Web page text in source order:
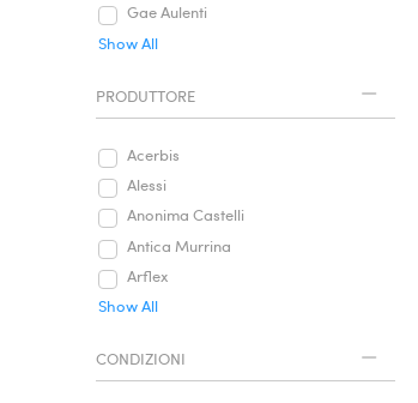
Gae Aulenti
Show All
PRODUTTORE
Acerbis
Alessi
Anonima Castelli
Antica Murrina
Arflex
Show All
CONDIZIONI